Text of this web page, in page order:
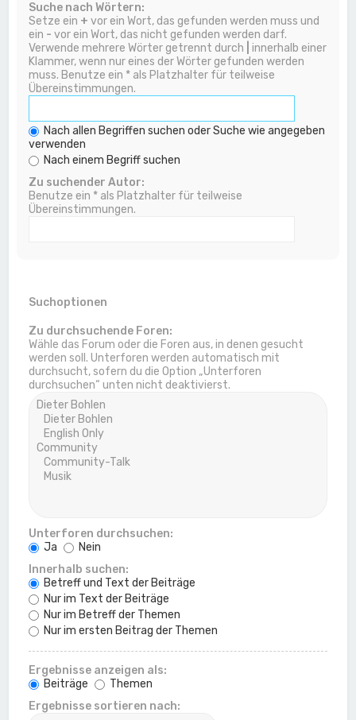
Suche nach Wörtern:
Setze ein + vor ein Wort, das gefunden werden muss und
ein - vor ein Wort, das nicht gefunden werden darf.
Verwende mehrere Wörter getrennt durch
innerhalb einer
Klammer, wenn nur eines der Wörter gefunden werden
muss. Benutze ein * als Platzhalter für teilweise
Übereinstimmungen.
Nach allen Begriffen suchen oder Suche wie angegeben
verwenden
Nach einem Begriff suchen
Zu suchender Autor:
Benutze ein * als Platzhalter für teilweise
Übereinstimmungen.
Suchoptionen
Zu durchsuchende Foren:
Wähle das Forum oder die Foren aus, in denen gesucht
werden soll. Unterforen werden automatisch mit
durchsucht, sofern du die Option „Unterforen
durchsuchen“ unten nicht deaktivierst.
Unterforen durchsuchen:
Ja
Nein
Innerhalb suchen:
Betreff und Text der Beiträge
Nur im Text der Beiträge
Nur im Betreff der Themen
Nur im ersten Beitrag der Themen
Ergebnisse anzeigen als:
Beiträge
Themen
Ergebnisse sortieren nach: